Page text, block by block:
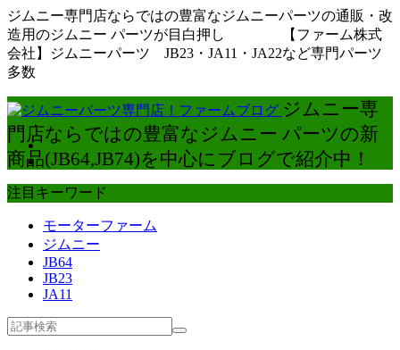
ジムニー専門店ならではの豊富なジムニーパーツの通販・改
造用のジムニー パーツが目白押し 【ファーム株式
会社】ジムニーパーツ JB23・JA11・JA22など専門パーツ
多数
ジムニー専
門店ならではの豊富なジムニー パーツの新
商品(JB64,JB74)を中心にブログで紹介中！
注目キーワード
モーターファーム
ジムニー
JB64
JB23
JA11